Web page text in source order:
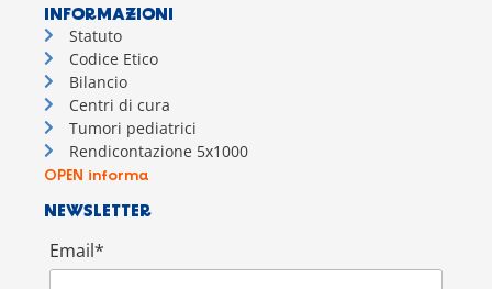
INFORMAZIONI
Statuto
Codice Etico
Bilancio
Centri di cura
Tumori pediatrici
Rendicontazione 5x1000
OPEN informa
NEWSLETTER
Email*